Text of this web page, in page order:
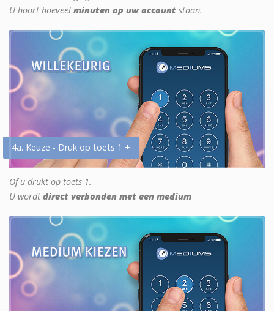
U hoort hoeveel minuten op uw account staan.
4a. Keuze - Druk op toets 1 +
Of u drukt op toets 1.
U wordt direct verbonden met een medium